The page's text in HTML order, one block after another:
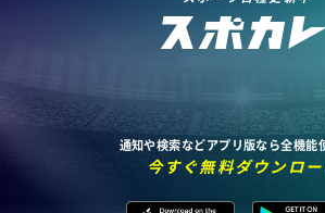
通知や検索などアプリ版なら全機能
今すぐ無料ダウンロ